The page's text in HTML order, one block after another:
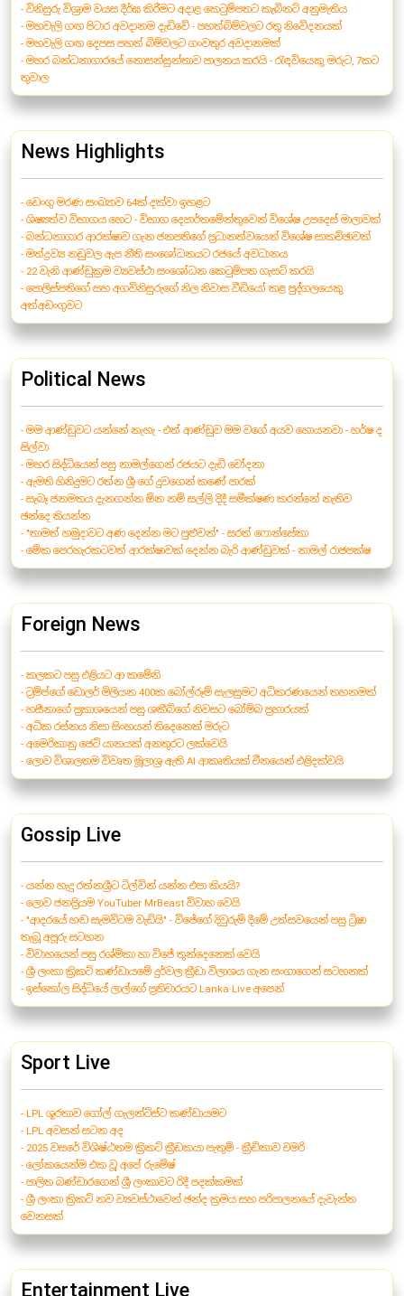
- විනිසුරු විශ්‍රාම වයස දීර්ඝ කිරීමට අදාළ කෙටුම්පතට කැබිනට් අනුමැතිය
- මහවැලි ගඟ පිටාර අවදානම දැඩිවේ - පහත්බිම්වලට රතු නිවේදනයක්
- මහවැලි ගඟ දෙපස පහත් බිම්වලට ගංවතුර අවදානමක්
- මහර බන්ධනාගාරයේ නොසන්සුන්තාව පාලනය කරයි - රැඳවියෙකු මරුට, 7කට
තුවාල
News Highlights
- ඩෙංගු මරණ සංඛ්‍යාව 64ක් දක්වා ඉහළට
- ශිෂ්‍යත්ව විභාගය හෙට - විභාග දෙපාර්තමේන්තුවෙන් විශේෂ උපදෙස් මාලාවක්
- බන්ධනාගාර ආරක්ෂාව ගැන ජනපතිගේ ප්‍රධානත්වයෙන් විශේෂ සාකච්ඡාවක්
- මත්ද්‍රව්‍ය නඩුවල ඇප නීති සංශෝධනයට රජයේ අවධානය
- 22 වැනි ආණ්ඩුක්‍රම ව්‍යවස්ථා සංශෝධන කෙටුම්පත ගැසට් කරයි
- පොලිස්පතිගේ සහ අගවිනිසුරුගේ නිල නිවාස වීඩියෝ කළ පුද්ගලයෙකු
අත්අඩංගුවට
Political News
- මම ආණ්ඩුවට යන්නේ නැහැ - එත් ආණ්ඩුව මම වගේ අයව හොයනවා - හර්ෂ ද
සිල්වා
- මහර සිද්ධියෙන් පසු නාමල්ගෙන් රජයට දැඩි චෝදනා
- ඇමති හිනිදුමට රත්න ශ්‍රී ගේ දුවගෙන් කණේ පාරක්
- සැබෑ ජනමතය දැනගන්න ඕන නම් සල්ලි දිදී සමීක්ෂණ කරන්නේ නැතිව
ඡන්දෙ තියන්න
- "තාමත් හමුදාවට අණ දෙන්න මට පුළුවන්" - සරත් ෆොන්සේකා
- මේක පෙරහැරකටවත් ආරක්ෂාවක් දෙන්න බැරි ආණ්ඩුවක් - නාමල් රාජපක්ෂ
Foreign News
- කලකට පසු එළියට ආ කමේනි
- ට්‍රම්ප්ගේ ඩොලර් මිලියන 400ක බෝල්රූම් සැලසුමට අධිකරණයෙන් තහනමක්
- හසීනාගේ ප්‍රකාශයෙන් පසු ශකීබ්ගේ නිවසට බෝම්බ ප්‍රහාරයක්
- අධික රස්නය නිසා සිංහයන් තිදෙනෙක් මරුට
- අමෙරිකානු ජෙට් යානයක් අනතුරට ලක්වෙයි
- ලොව විශාලතම විවෘත මූලාශ්‍ර ඇති AI ආකෘතියක් චීනයෙන් එළිදක්වයි
Gossip Live
- යන්න හැදු රත්නශ්‍රීට ටිල්වින් යන්න එපා කියයි?
- ලොව ජනප්‍රියම YouTuber MrBeast විවාහ වෙයි
- "ආදරයේ හඬ සැමවිටම වැඩියි" - විජේගේ දිවුරුම් දීමේ උත්සවයෙන් පසු ට්‍රිෂා
තැබූ අපූරු සටහන
- විවාහයෙන් පසු රශ්මිකා හා විජේ තුන්දෙනෙක් වෙයි
- ශ්‍රී ලංකා ක්‍රිකට් කණ්ඩායමේ දුර්වල ක්‍රීඩා විලාශය ගැන සංගාගෙන් සටහනක්
- ඉස්කෝල සිද්ධියේ ලාල්ගේ ප්‍රතිචාරයට Lanka Live අපෙන්
Sport Live
- LPL ශූරතාව ගෝල් ගැලන්ට්ස්ට කණ්ඩායමට
- LPL අවසන් සටන අද
- 2025 වසරේ විශිෂ්ඨතම ක්‍රිකට් ක්‍රීඩකයා පැතුම් - ක්‍රීඩිකාව චමරි
- ලෝකයෙන්ම එක වූ අපේ රුමේෂ්
- පාලිත බණ්ඩාරගෙන් ශ්‍රී ලංකාවට රිදී පදක්කමක්
- ශ්‍රී ලංකා ක්‍රිකට් නව ව්‍යවස්ථාවෙන් ඡන්ද ක්‍රමය සහ පරිපාලනයේ දැවැන්ත
වෙනසක්
Entertainment Live